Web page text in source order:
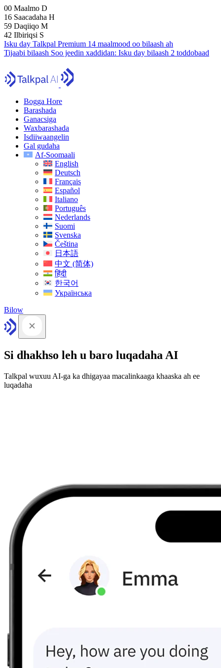
00 Maalmo D
16 Saacadaha H
59 Daqiiqo M
41 Ilbiriqsi S
Isku day Talkpal Premium 14 maalmood oo bilaash ah
Tijaabi bilaash Soo jeedin xaddidan: Isku day bilaash 2 toddobaad
Bogga Hore
Barashada
Ganacsiga
Waxbarashada
Isdiiwaangelin
Gal gudaha
Af-Soomaali
English
Deutsch
Français
Español
Italiano
Português
Nederlands
Suomi
Svenska
Čeština
日本語
中文 (简体)
हिंदी
한국어
Українська
Bilow
Si dhakhso leh u baro luqadaha AI
Talkpal wuxuu AI-ga ka dhigayaa macalinkaaga khaaska ah ee
luqadaha